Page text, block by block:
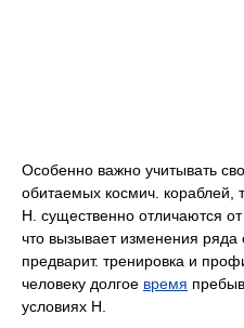
Особенно важно учитывать
обитаемых космич. кораблей,
H. существенно отличаются
что вызывает изменения
предварит. тренировка и
человеку долгое время
условиях H.